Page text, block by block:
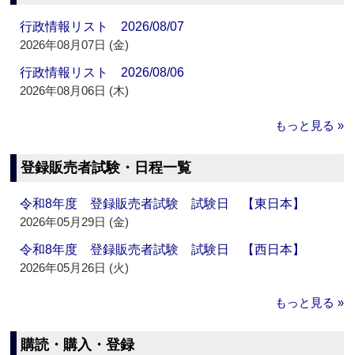
行政情報リスト 2026/08/07
2026年08月07日 (金)
行政情報リスト 2026/08/06
2026年08月06日 (木)
もっと見る »
登録販売者試験・日程一覧
令和8年度 登録販売者試験 試験日 【東日本】
2026年05月29日 (金)
令和8年度 登録販売者試験 試験日 【西日本】
2026年05月26日 (火)
もっと見る »
購読・購入・登録